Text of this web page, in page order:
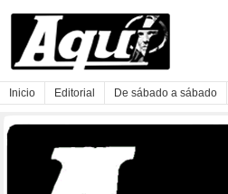
Inicio Editorial De sábado a sábado